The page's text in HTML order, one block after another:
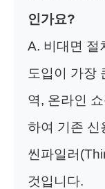
인가요?
A. 비대면 절
도입이 가장
역, 온라인
하여 기존 신
씬파일러
것입니다.